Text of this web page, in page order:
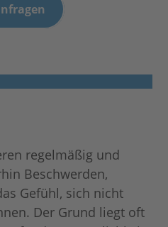
regelmäßig und
Beschwerden,
Gefühl, sich nicht
Der Grund liegt oft